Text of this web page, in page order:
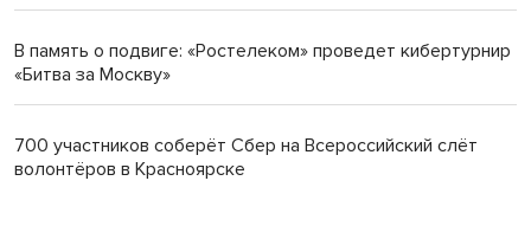
В память о подвиге: «Ростелеком» проведет кибертурнир
«Битва за Москву»
700 участников соберёт Сбер на Всероссийский слёт
волонтёров в Красноярске